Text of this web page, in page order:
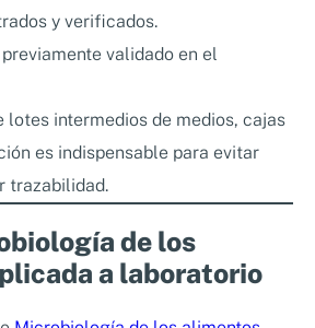
y verificados.
validado en el
lotes intermedios de medios, cajas
es indispensable para evitar
trazabilidad.
de los
a laboratorio